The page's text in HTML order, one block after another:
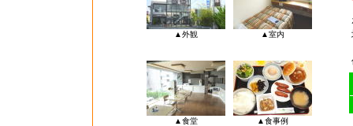
▲外観 ▲室内
▲食堂 ▲食事例